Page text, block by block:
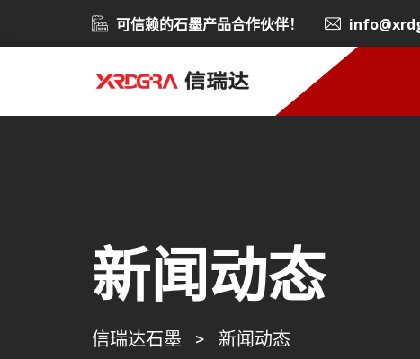
可信赖的石墨产品合作伙伴！
新闻动态
信瑞达石墨 > 新闻动态